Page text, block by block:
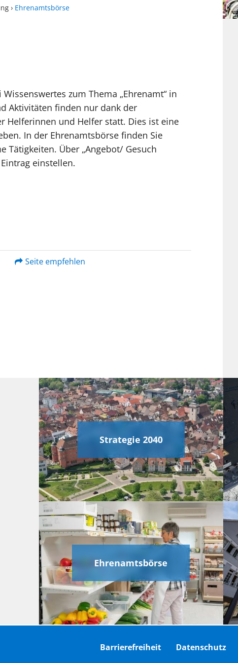
› Ehrenamtsbörse
zum Thema „Ehrenamt“ in
Aktivitäten finden nur dank der
Helferinnen und Helfer statt. Dies ist eine
In der Ehrenamtsbörse finden Sie
Tätigkeiten. Über „Angebot/ Gesuch
einstellen.
Seite empfehlen
Strategie 2040
Ehrenamtsbörse
Barrierefreiheit Datenschutz